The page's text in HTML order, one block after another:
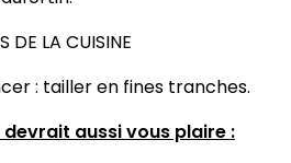
DE LA CUISINE
: tailler en fines tranches.
devrait aussi vous plaire :